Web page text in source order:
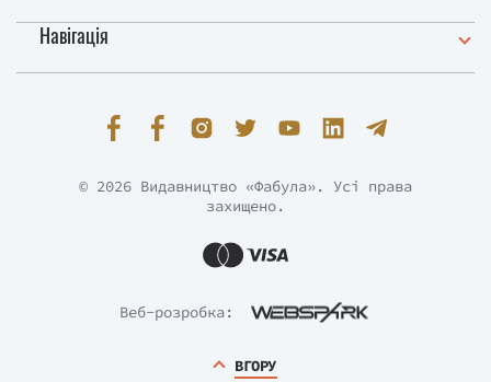
Навігація
Веб-розробка:
© 2026 Видавництво «Фабула». Усі права
захищено.
ВГОРУ